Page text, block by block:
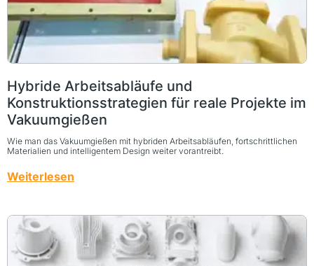
Hybride Arbeitsabläufe und
Konstruktionsstrategien für reale Projekte im
Vakuumgießen
Wie man das Vakuumgießen mit hybriden Arbeitsabläufen, fortschrittlichen
Materialien und intelligentem Design weiter vorantreibt.
Weiterlesen